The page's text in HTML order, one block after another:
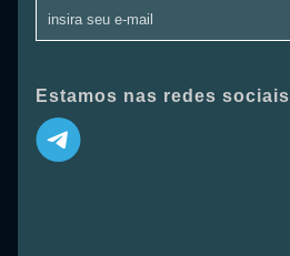
Estamos nas redes sociais